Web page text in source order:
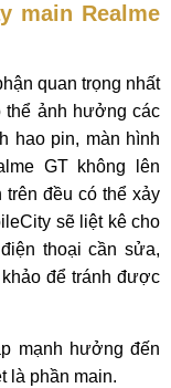
main Realme
quan trọng nhất
thể ảnh hưởng các
hao pin, màn hình
GT không lên
trên đều có thể xảy
sẽ liệt kê cho
thoại cần sửa,
để tránh được
mạnh hưởng đến
là phần main.